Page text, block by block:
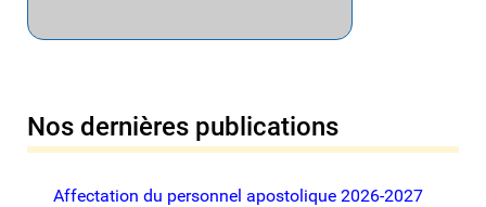
Nos dernières publications
Affectation du personnel apostolique 2026-2027